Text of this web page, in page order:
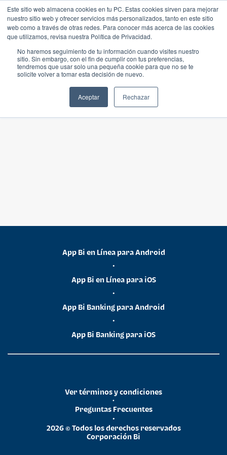
Este sitio web almacena cookies en tu PC. Estas cookies sirven para mejorar
nuestro sitio web y ofrecer servicios más personalizados, tanto en este sitio
web como a través de otras redes. Para conocer más acerca de las cookies
que utilizamos, revisa nuestra Política de Privacidad.
No haremos seguimiento de tu información cuando visites nuestro
sitio. Sin embargo, con el fin de cumplir con tus preferencias,
tendremos que usar solo una pequeña cookie para que no se te
solicite volver a tomar esta decisión de nuevo.
Aceptar Rechazar
App Bi en Línea para Android
•
App Bi en Línea para iOS
•
App Bi Banking para Android
•
App Bi Banking para iOS
2026 © Todos los derechos reservados
Corporación Bi
•
Preguntas Frecuentes
•
Ver términos y condiciones